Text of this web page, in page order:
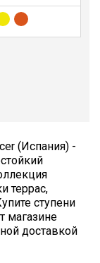
(Испания) -
террас,
ступени
магазине
доставкой